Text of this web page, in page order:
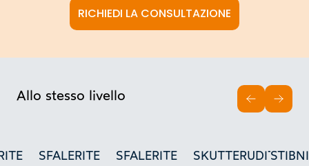
RICHIEDI LA CONSULTAZIONE
Allo stesso livello
SFALERITE
SFALERITE
SKUTTERUDITE
INDIETRO